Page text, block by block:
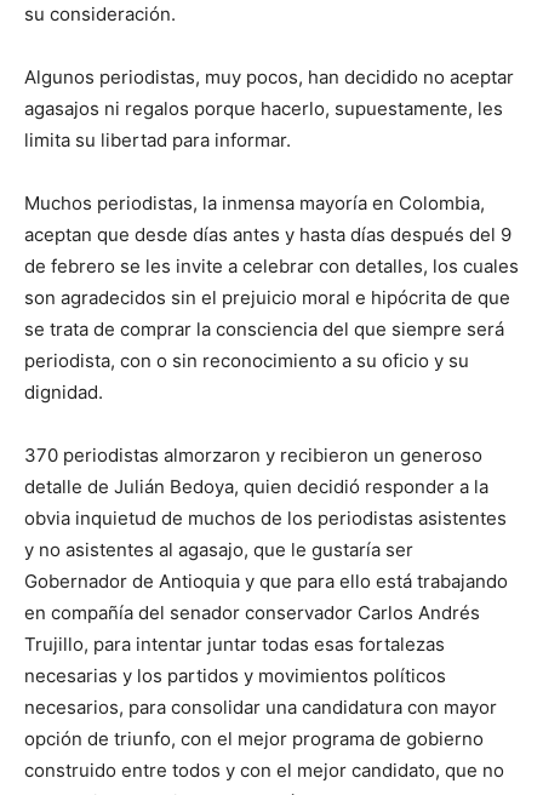
su consideración.
Algunos periodistas, muy pocos, han decidido no aceptar
agasajos ni regalos porque hacerlo, supuestamente, les
limita su libertad para informar.
Muchos periodistas, la inmensa mayoría en Colombia,
aceptan que desde días antes y hasta días después del 9
de febrero se les invite a celebrar con detalles, los cuales
son agradecidos sin el prejuicio moral e hipócrita de que
se trata de comprar la consciencia del que siempre será
periodista, con o sin reconocimiento a su oficio y su
dignidad.
370 periodistas almorzaron y recibieron un generoso
detalle de Julián Bedoya, quien decidió responder a la
obvia inquietud de muchos de los periodistas asistentes
y no asistentes al agasajo, que le gustaría ser
Gobernador de Antioquia y que para ello está trabajando
en compañía del senador conservador Carlos Andrés
Trujillo, para intentar juntar todas esas fortalezas
necesarias y los partidos y movimientos políticos
necesarios, para consolidar una candidatura con mayor
opción de triunfo, con el mejor programa de gobierno
construido entre todos y con el mejor candidato, que no